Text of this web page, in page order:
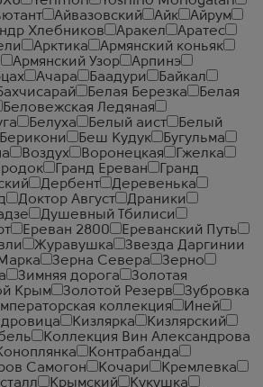
Айвазовский Айк
Айрум
Хлебников Аракел
Аратес
Арктика
Армянский коньяк
Армянский Узор
Арпинэ
Ачара Баадури
Байкал
Белая Березка
Белая
Беловежская Ледяная
Белуха Белый аист
Белый
Берикони Беш Кудук
Бугульма
Воздух Воронецкая
Гжелка
Гранд Ереван
Гранд
Дербент
Деревенька
Доктор Август
Драники
Душевный Тбилиси
Ереван 2800
Ереванский Путь
Журавушка
Звезда Даргинии
Зерна Севера
Зерно
Зимняя дорога
Золотая
Крым Золотой Резерв
Зубровка
коллекция
Иней
Кизлярка
Кизлярский
Коллекция Вин Александрова
Контрабанда
Самогон Кочари
Кремлевка
Крымский
Кукушка